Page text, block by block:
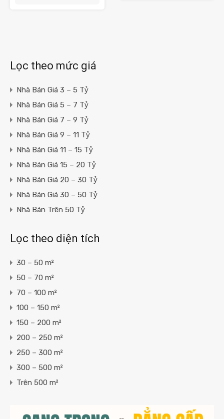
Lọc theo mức giá
Nhà Bán Giá 3 – 5 Tỷ
Nhà Bán Giá 5 – 7 Tỷ
Nhà Bán Giá 7 – 9 Tỷ
Nhà Bán Giá 9 – 11 Tỷ
Nhà Bán Giá 11 – 15 Tỷ
Nhà Bán Giá 15 – 20 Tỷ
Nhà Bán Giá 20 – 30 Tỷ
Nhà Bán Giá 30 – 50 Tỷ
Nhà Bán Trên 50 Tỷ
Lọc theo diện tích
30 – 50 m²
50 – 70 m²
70 – 100 m²
100 – 150 m²
150 – 200 m²
200 – 250 m²
250 – 300 m²
300 – 500 m²
Trên 500 m²